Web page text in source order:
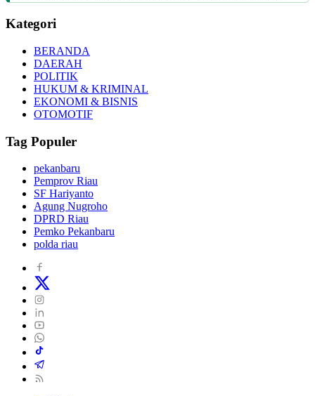
Kategori
BERANDA
DAERAH
POLITIK
HUKUM & KRIMINAL
EKONOMI & BISNIS
OTOMOTIF
Tag Populer
pekanbaru
Pemprov Riau
SF Hariyanto
Agung Nugroho
DPRD Riau
Pemko Pekanbaru
polda riau